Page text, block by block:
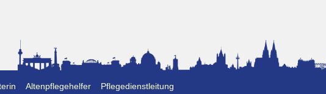
Altenpflegehelfer Pflegedienstleitung